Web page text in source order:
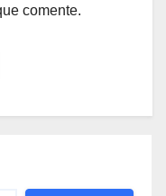
comente.